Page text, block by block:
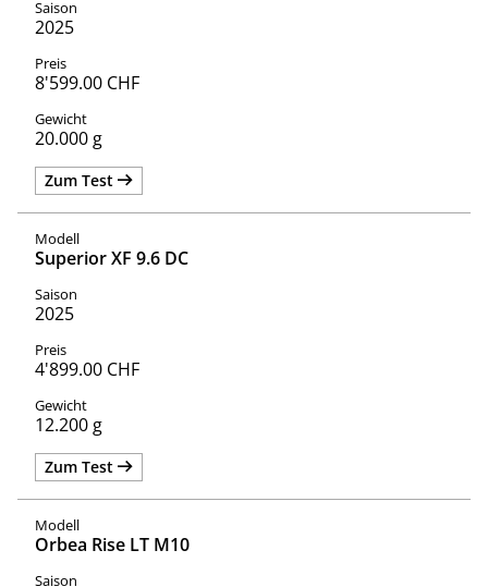
2025
8'599.00 CHF
20.000 g
Zum Test
Superior XF 9.6 DC
2025
4'899.00 CHF
12.200 g
Zum Test
Orbea Rise LT M10